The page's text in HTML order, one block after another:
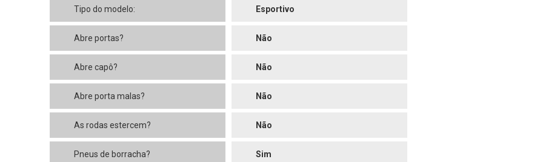
Tipo do modelo: Esportivo
Abre portas? Não
Abre capô? Não
Abre porta malas? Não
As rodas estercem? Não
Pneus de borracha? Sim